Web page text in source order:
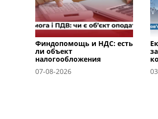
Финдопомощь и НДС: есть
ли объект
налогообложения
07-08-2026